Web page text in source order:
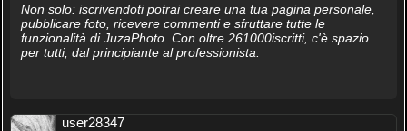
Non solo: iscrivendoti potrai creare una tua pagina personale,
pubblicare foto, ricevere commenti e sfruttare tutte le
funzionalità di JuzaPhoto. Con oltre 261000iscritti, c'è spazio
per tutti, dal principiante al professionista.
user28347